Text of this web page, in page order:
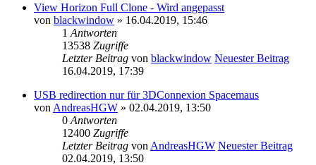
View Horizon Full Clone - Wird angepasst
von blackwindow » 16.04.2019, 15:46
1 Antworten
13538 Zugriffe
Letzter Beitrag von blackwindow Neuester Beitrag
16.04.2019, 17:39
USB redirection nur für 3DConnexion Spacemaus
von AndreasHGW » 02.04.2019, 13:50
0 Antworten
12400 Zugriffe
Letzter Beitrag von AndreasHGW Neuester Beitrag
02.04.2019, 13:50